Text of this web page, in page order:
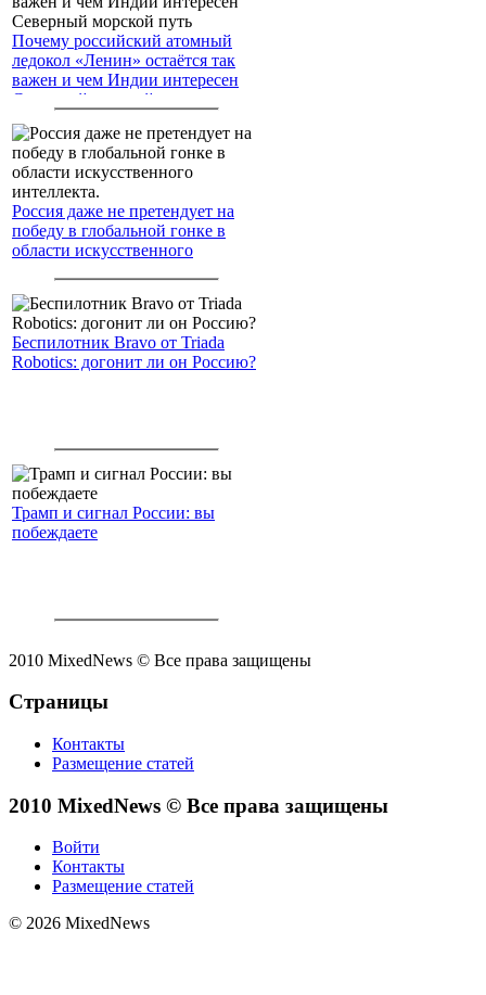
Почему российский атомный
ледокол «Ленин» остаётся так
важен и чем Индии интересен
Северный морской путь
Россия даже не претендует на
победу в глобальной гонке в
области искусственного
Беспилотник Bravo от Triada
Robotics: догонит ли он Россию?
Трамп и сигнал России: вы
побеждаете
2010 MixedNews © Все права защищены
Страницы
Контакты
Размещение статей
2010 MixedNews © Все права защищены
Войти
Контакты
Размещение статей
© 2026 MixedNews